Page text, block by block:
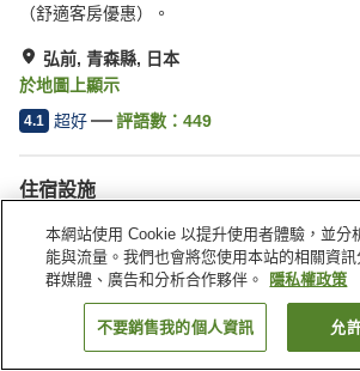
（舒適客房優惠）。
弘前, 青森縣, 日本
於地圖上顯示
4.1 超好 評語數： 449
住宿設施
停車場
餐廳
公共澡堂
付費洗衣
找客房
本網站使用 Cookie 以提升使用者體驗，並分
能與流量。我們也會將您使用本站的相關資
群媒體、廣告和分析合作夥伴。
隱私權政策
不要銷售我的個人資訊 允